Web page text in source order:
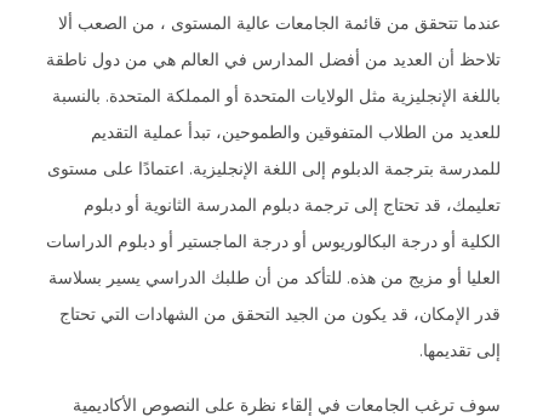
عندما تتحقق من قائمة الجامعات عالية المستوى ، من الصعب ألا
تلاحظ أن العديد من أفضل المدارس في العالم هي من دول ناطقة
باللغة الإنجليزية مثل الولايات المتحدة أو المملكة المتحدة. بالنسبة
للعديد من الطلاب المتفوقين والطموحين، تبدأ عملية التقديم
للمدرسة بترجمة الدبلوم إلى اللغة الإنجليزية. اعتمادًا على مستوى
تعليمك، قد تحتاج إلى ترجمة دبلوم المدرسة الثانوية أو دبلوم
الكلية أو درجة البكالوريوس أو درجة الماجستير أو دبلوم الدراسات
العليا أو مزيج من هذه. للتأكد من أن طلبك الدراسي يسير بسلاسة
قدر الإمكان، قد يكون من الجيد التحقق من الشهادات التي تحتاج
إلى تقديمها.
سوف ترغب الجامعات في إلقاء نظرة على النصوص الأكاديمية